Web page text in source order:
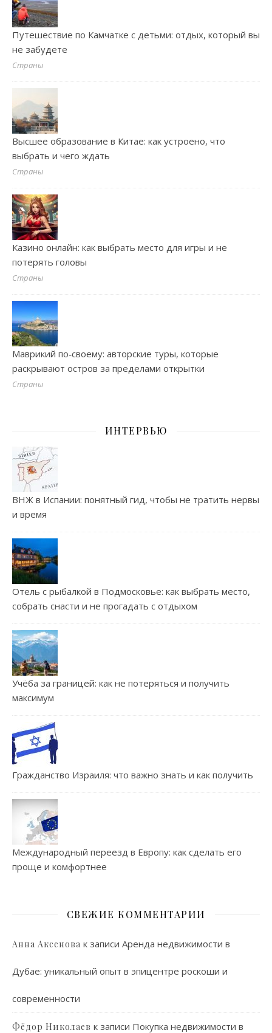
Путешествие по Камчатке с детьми: отдых, который вы
не забудете
Страны
Высшее образование в Китае: как устроено, что
выбрать и чего ждать
Страны
Казино онлайн: как выбрать место для игры и не
потерять головы
Страны
Маврикий по‑своему: авторские туры, которые
раскрывают остров за пределами открытки
Страны
ИНТЕРВЬЮ
ВНЖ в Испании: понятный гид, чтобы не тратить нервы
и время
Отель с рыбалкой в Подмосковье: как выбрать место,
собрать снасти и не прогадать с отдыхом
Учёба за границей: как не потеряться и получить
максимум
Гражданство Израиля: что важно знать и как получить
Международный переезд в Европу: как сделать его
проще и комфортнее
СВЕЖИЕ КОММЕНТАРИИ
Анна Аксенова к записи Аренда недвижимости в
Дубае: уникальный опыт в эпицентре роскоши и
современности
Фёдор Николаев к записи Покупка недвижимости в